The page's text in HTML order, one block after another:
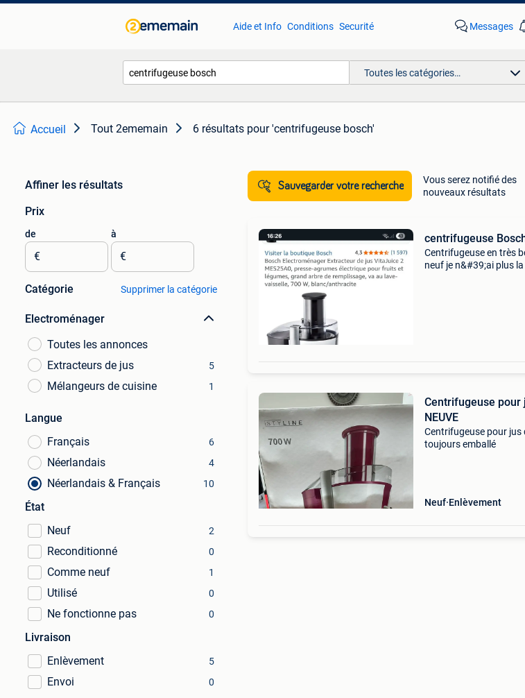
Aide et Info Conditions Securité Messages
Toutes les catégories…
Accueil Tout 2ememain 6 résultats pour 'centrifugeuse bosch'
Affiner les résultats
Prix
de
€
à
€
Catégorie Supprimer la catégorie
Electroménager
Toutes les annonces
Extracteurs de jus
5
Mélangeurs de cuisine 1
Langue
Français
6
Néerlandais 4
Néerlandais & Français 10
État
Neuf
2
Reconditionné 0
Comme neuf 1
Utilisé 0
Ne fonctionne pas 0
Livraison
Enlèvement
5
Envoi 0
Sauvegarder votre recherche
Vous serez notifié des
nouveaux résultats
centrifugeuse
Centrifugeuse en très
neuf je n&#39;ai plus
Centrifugeuse pour
NEUVE
Centrifugeuse pour jus
toujours emballé
Neuf Enlèvement